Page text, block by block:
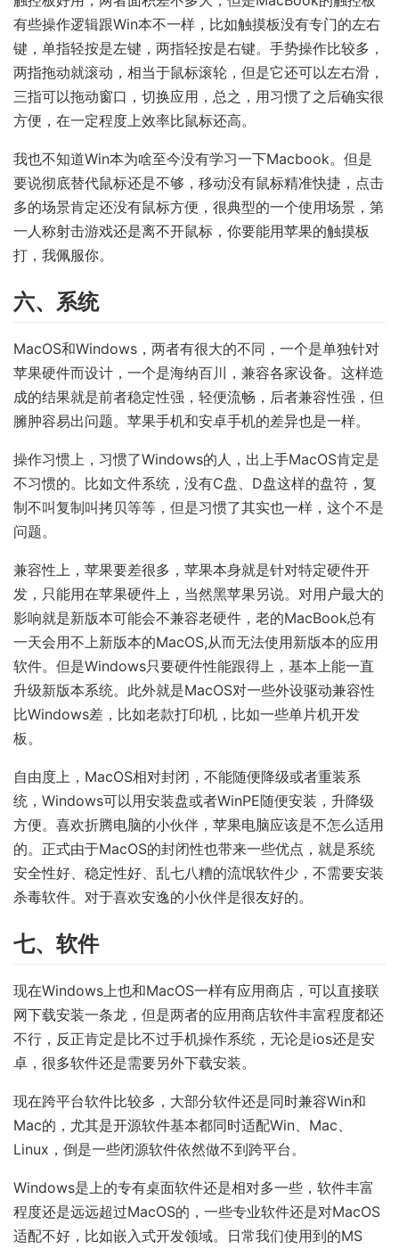
有些操作逻辑跟Win本不一样，比如触摸板没有专门的左右
键，单指轻按是左键，两指轻按是右键。手势操作比较多，
两指拖动就滚动，相当于鼠标滚轮，但是它还可以左右滑，
三指可以拖动窗口，切换应用，总之，用习惯了之后确实很
方便，在一定程度上效率比鼠标还高。
我也不知道Win本为啥至今没有学习一下Macbook。但是
要说彻底替代鼠标还是不够，移动没有鼠标精准快捷，点击
多的场景肯定还没有鼠标方便，很典型的一个使用场景，第
一人称射击游戏还是离不开鼠标，你要能用苹果的触摸板
打，我佩服你。
六、系统
MacOS和Windows，两者有很大的不同，一个是单独针对
苹果硬件而设计，一个是海纳百川，兼容各家设备。这样造
成的结果就是前者稳定性强，轻便流畅，后者兼容性强，但
臃肿容易出问题。苹果手机和安卓手机的差异也是一样。
操作习惯上，习惯了Windows的人，出上手MacOS肯定是
不习惯的。比如文件系统，没有C盘、D盘这样的盘符，复
制不叫复制叫拷贝等等，但是习惯了其实也一样，这个不是
问题。
兼容性上，苹果要差很多，苹果本身就是针对特定硬件开
发，只能用在苹果硬件上，当然黑苹果另说。对用户最大的
影响就是新版本可能会不兼容老硬件，老的MacBook总有
一天会用不上新版本的MacOS,从而无法使用新版本的应用
软件。但是Windows只要硬件性能跟得上，基本上能一直
升级新版本系统。此外就是MacOS对一些外设驱动兼容性
比Windows差，比如老款打印机，比如一些单片机开发
板。
自由度上，MacOS相对封闭，不能随便降级或者重装系
统，Windows可以用安装盘或者WinPE随便安装，升降级
方便。喜欢折腾电脑的小伙伴，苹果电脑应该是不怎么适用
的。正式由于MacOS的封闭性也带来一些优点，就是系统
安全性好、稳定性好、乱七八糟的流氓软件少，不需要安装
杀毒软件。对于喜欢安逸的小伙伴是很友好的。
七、软件
现在Windows上也和MacOS一样有应用商店，可以直接联
网下载安装一条龙，但是两者的应用商店软件丰富程度都还
不行，反正肯定是比不过手机操作系统，无论是ios还是安
卓，很多软件还是需要另外下载安装。
现在跨平台软件比较多，大部分软件还是同时兼容Win和
Mac的，尤其是开源软件基本都同时适配Win、Mac、
Linux，倒是一些闭源软件依然做不到跨平台。
Windows是上的专有桌面软件还是相对多一些，软件丰富
程度还是远远超过MacOS的，一些专业软件还是对MacOS
适配不好，比如嵌入式开发领域。日常我们使用到的MS